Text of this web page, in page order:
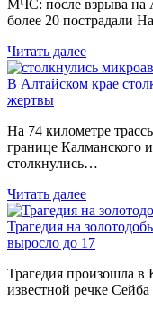
МЧС: после взрыва на
более 20 пострадали
Читать далее
В Алтайском крае
жертвы
На 74 километре
границе Калманского
столкнулись…
Читать далее
Трагедия на
выросло до 17
Трагедия произошла в
известной речке